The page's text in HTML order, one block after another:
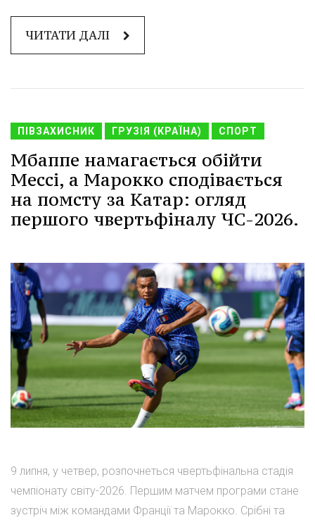
ЧИТАТИ ДАЛІ
ПІВЗАХИСНИК ГРУЗІЯ (КРАЇНА) СПОРТ
Мбаппе намагається обійти
Мессі, а Марокко сподівається
на помсту за Катар: огляд
першого чвертьфіналу ЧС-2026.
9 липня, у четвер, розпочнеться чвертьфінальна стадія
чемпіонату світу-2026. Першим матчем програми стане
зустріч між командами Франції та Марокко. Срібні та